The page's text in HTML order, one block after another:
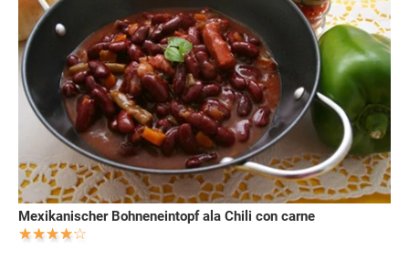
Mexikanischer Bohneneintopf ala Chili con carne